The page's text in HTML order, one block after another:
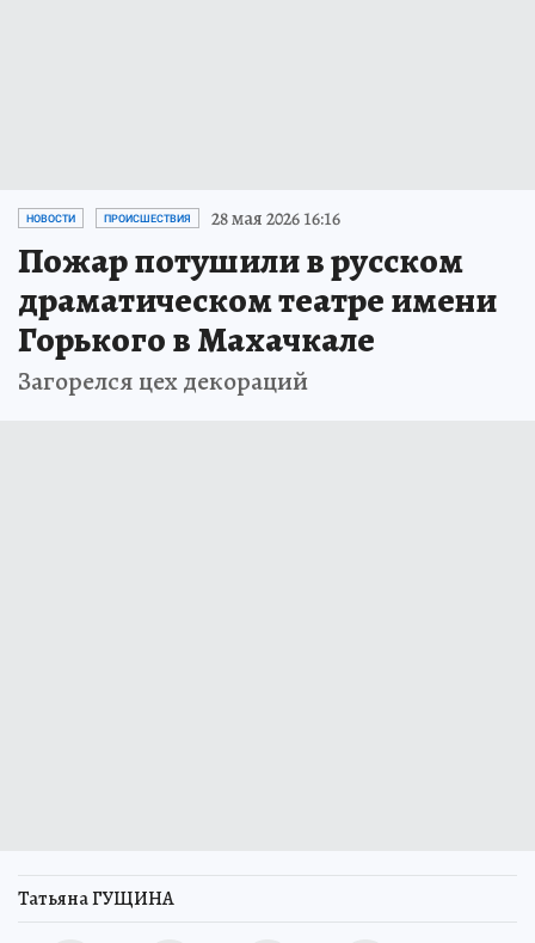
НОВОСТИ ПРОИСШЕСТВИЯ 28 мая 2026 16:16
Пожар потушили в русском
драматическом театре имени
Горького в Махачкале
Загорелся цех декораций
Татьяна ГУЩИНА